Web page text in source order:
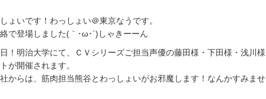
ょいです！わっしょい＠東京なうです。
で登場しました(｀･ω･´)しゃきーーん
！明治大学にて、ＣＶシリーズご担当声優の藤田様・下田様・浅川様
が開催されます。
社からは、筋肉担当熊谷とわっしょいがお邪魔します！なんかすみませ